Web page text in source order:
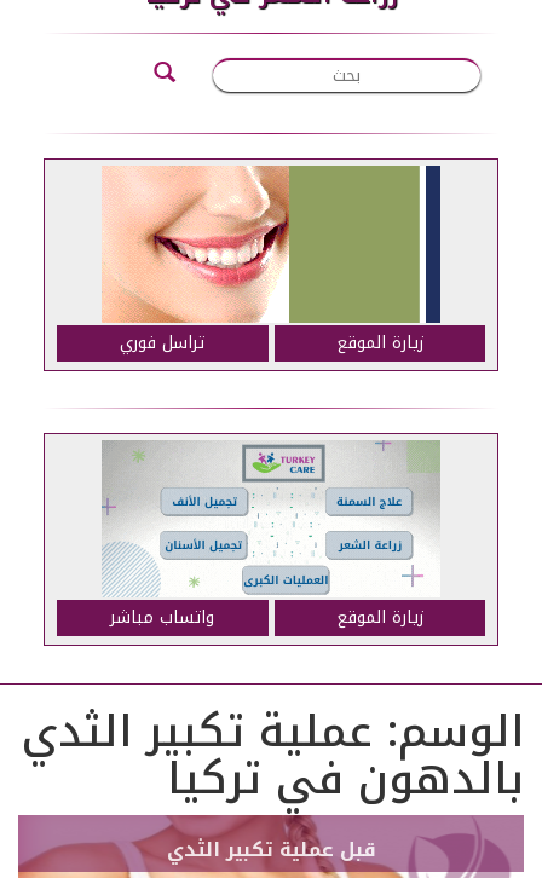
زيارة الموقع تراسل فوري
زيارة الموقع واتساب مباشر
الوسم: عملية تكبير الثدي
بالدهون في تركيا
قبل عملية تكبير الثدي